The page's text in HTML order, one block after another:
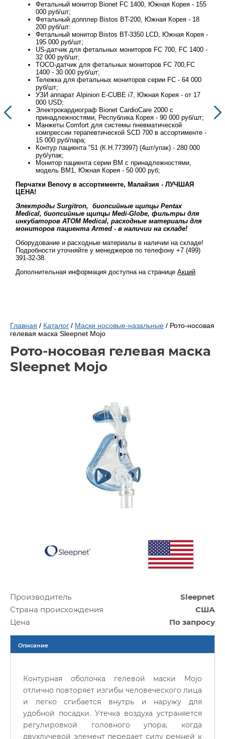
Фетальный монитор Bionet FC 1400, Южная Корея - 155
000 руб/шт;
Фетальный допплер Bistos BT-200, Южная Корея - 18
200 руб/шт:
Фетальный монитор Bistos BT-3350 LCD, Южная Корея -
195 000 руб/шт;
US-датчик для фетальных мониторов FC 700, FC 1400 -
32 000 руб/шт;
TOCO-датчик для фетальных мониторов FC 700,FC
1400 - 30 000 руб/шт;
Тележка для фетальных мониторов серии FC - 64 000
руб/шт;
УЗИ аппарат Alpinion E-CUBE i7, Южная Корея - от 17
000 USD;
Электрокардиограф Bionet CardioCare 2000 с
принадлежностями, Республика Корея - 90 000 руб/шт;
Манжеты Comfort для системы пневматической
компрессии терапевтической SCD 700 в ассортименте -
15 000 руб/пара;
Контур пациента "51 (К.Н.773997) (4шт/упак) - 280 000
руб/упак;
Монитор пациента серии BM с принадлежностями,
модель BM1, Южная Корея - 50 000 руб;
Перчатки Benovy в ассортименте, Малайзия - ЛУЧШАЯ
ЦЕНА!
Электроды Surgitron, биопсийные щипцы Pentax
Medical, биопсийные щипцы Medi-Globe, фильтры для
инкубаторов ATOM Medical, расходные материалы для
мониторов пациента Armed - в наличии на складе!
Оборудование и расходные материалы в наличии на складе!
Подробности уточняйте у менеджеров по телефону +7 (499)
391-32-38.
Дополнительная информация доступна на странице Акций
Главная / Каталог / Маски носовые-назальные / Рото-носовая
гелевая маска Sleepnet Mojo
Рото-носовая гелевая маска
Sleepnet Mojo
Производитель
Sleepnet
Страна происхождения
США
Цена
По запросу
Описание
Контурная оболочка гелевой маски Mojo
отлично повторяет изгибы человеческого лица
и легко сгибается внутрь и наружу для
удобной посадки. Утечка воздуха устраняется
регулировкой головного упора, когда
двухлучевой элемент передает силу ремней к